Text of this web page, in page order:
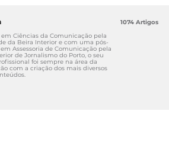
Ciências da Comunicação pela
da Beira Interior e com uma pós-
Assessoria de Comunicação pela
de Jornalismo do Porto, o seu
foi sempre na área da
com a criação dos mais diversos
1074 Artigos